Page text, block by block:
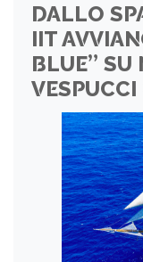
DALLO
IIT
BLUE” SU
VESPUCCI